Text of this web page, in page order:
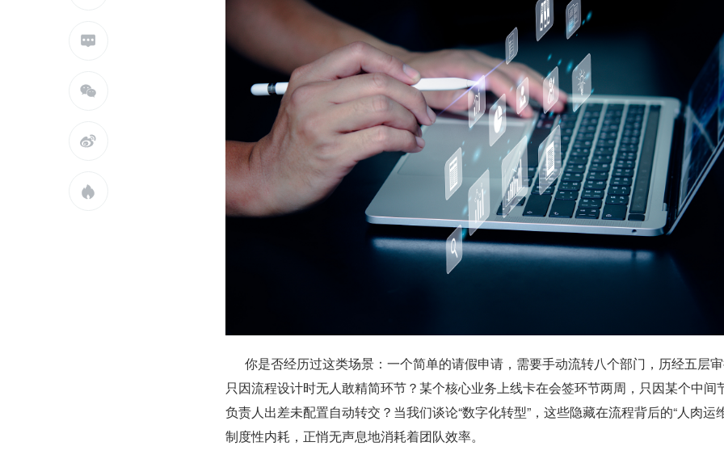




只因流程设计时无人敢精简环节？某个核心业务上线卡在会签环节两周，只因某个中间
负责人出差未配置自动转交？当我们谈论“数字化转型”，这些隐藏在流程背后的“人肉运
制度性内耗，正悄无声息地消耗着团队效率。